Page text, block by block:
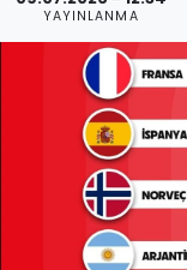
YAYINLANMA